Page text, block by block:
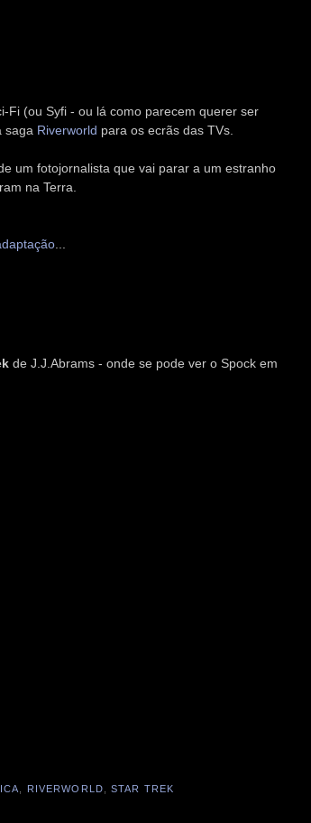
Fi (ou Syfi - ou lá como parecem querer ser
saga Riverworld para os ecrãs das TVs.
um fotojornalista que vai parar a um estranho
na Terra.
de J.J.Abrams - onde se pode ver o Spock em
RIVERWORLD ,STAR TREK